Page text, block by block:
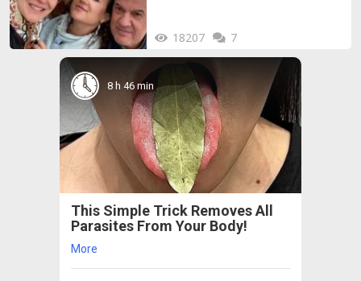
18207 7
8 h 46 min
This Simple Trick Removes All
Parasites From Your Body!
More